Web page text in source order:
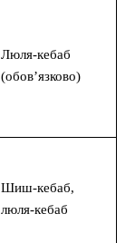
Люля-кебаб
(обов’язково)
Шиш-кебаб,
люля-кебаб